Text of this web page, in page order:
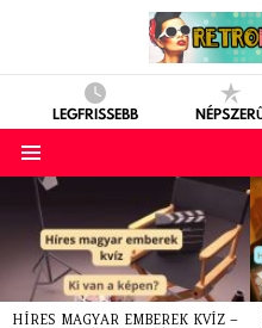
LEGFRISSEBB
LATEST
STORIES
HÍRES MAGYAR EMBEREK KVÍZ –